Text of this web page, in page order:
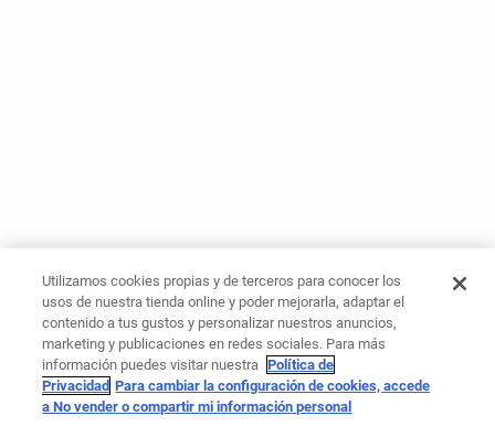
Utilizamos cookies propias y de terceros para conocer los
usos de nuestra tienda online y poder mejorarla, adaptar el
contenido a tus gustos y personalizar nuestros anuncios,
marketing y publicaciones en redes sociales. Para más
información puedes visitar nuestra Política de
Privacidad Para cambiar la configuración de cookies, accede
a No vender o compartir mi información personal